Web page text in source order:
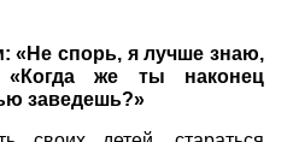
«Не спорь, я лучше знаю,
«Когда же ты наконец
заведешь?»